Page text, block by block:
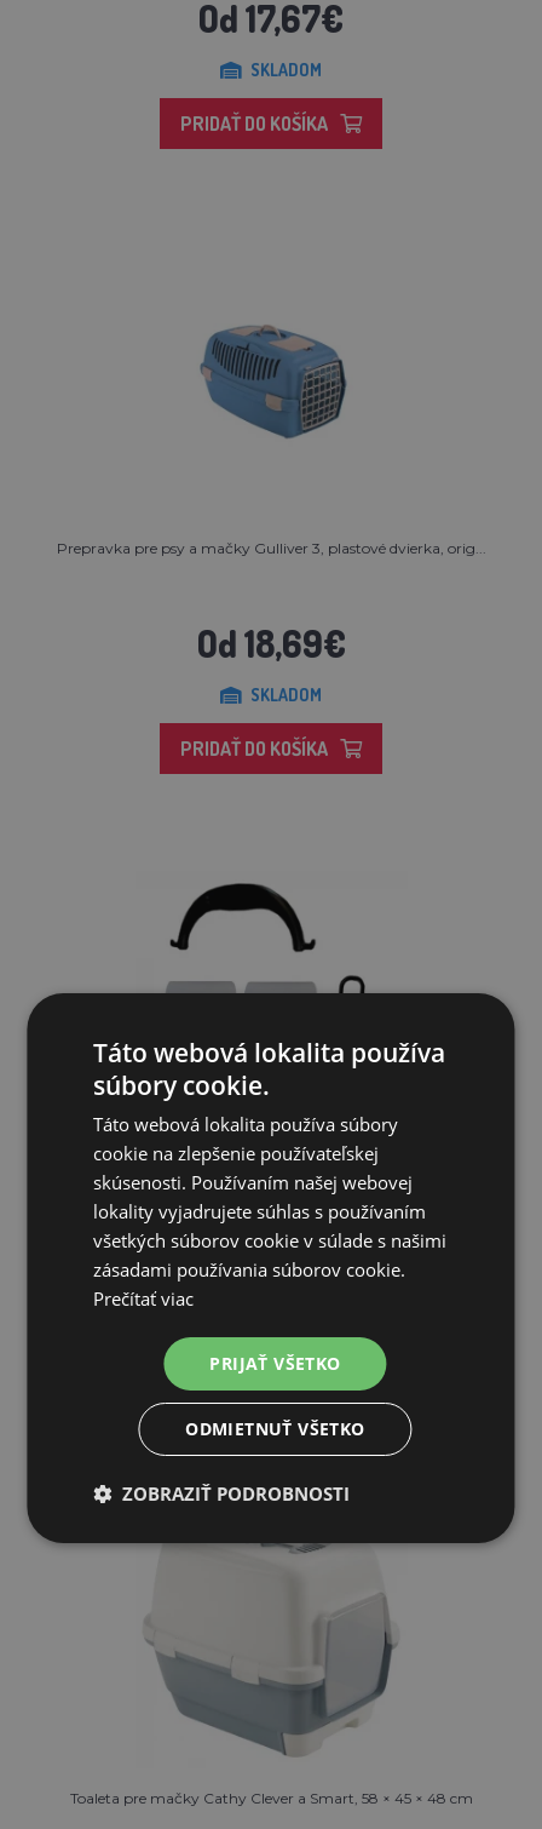
Od 17,67€
SKLADOM
PRIDAŤ DO KOŠÍKA
Prepravka pre psy a mačky Gulliver 3, plastové dvierka, orig...
Od 18,69€
SKLADOM
PRIDAŤ DO KOŠÍKA
Súprava náhradných dielov na prepravky Gulliver 1, 2, 3 a Mi...
3,68€
PRIDAŤ DO KOŠÍKA
Toaleta pre mačky Cathy Clever a Smart, 58 × 45 × 48 cm
Táto webová lokalita používa
súbory cookie.
Táto webová lokalita používa súbory
cookie na zlepšenie používateľskej
skúsenosti. Používaním našej webovej
lokality vyjadrujete súhlas s používaním
všetkých súborov cookie v súlade s našimi
zásadami používania súborov cookie.
Prečítať viac
PRIJAŤ VŠETKO
ODMIETNUŤ VŠETKO
ZOBRAZIŤ PODROBNOSTI